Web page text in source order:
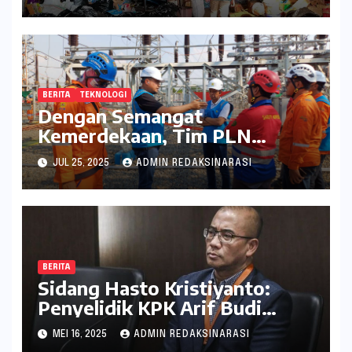
BERITA TEKNOLOGI
Dengan Semangat
Kemerdekaan, Tim PLN
Percepat Peningkatan
Keandalan Listrik Melalui
Uprating Peralatan di Gardu
Induk 150 kV Kaliwungu
JUL 25, 2025 ADMIN REDAKSINARASI
BERITA
Sidang Hasto Kristiyanto:
Penyelidik KPK Arif Budi
Raharjo Dihadirkan sebagai
Saksi Kunci
MEI 16, 2025 ADMIN REDAKSINARASI